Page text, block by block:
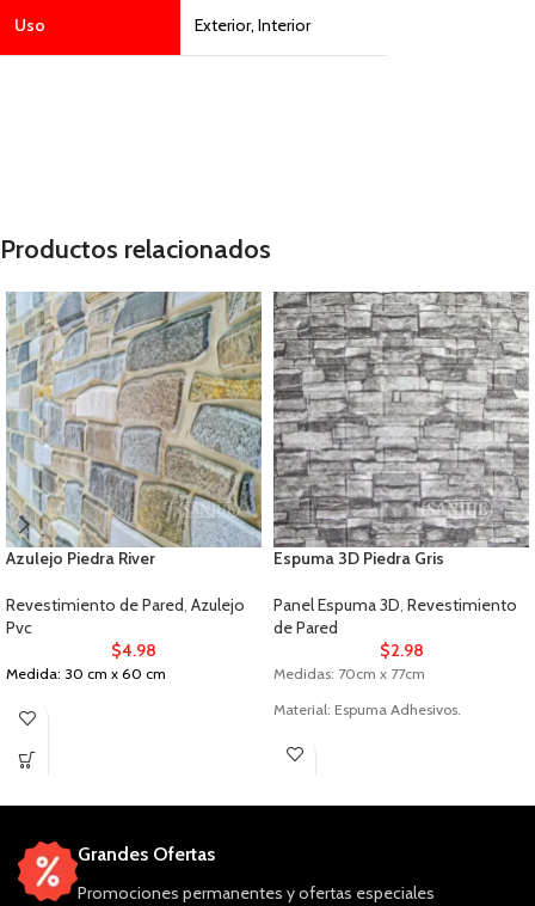
Uso Exterior, Interior
Productos relacionados
Azulejo Piedra River
Revestimiento de Pared Azulejo
Pvc
$4.98
Medida: 30 cm x 60 cm
Espuma 3D Piedra Gris
Panel Espuma 3D Revestimiento
de Pared
$2.98
Medidas: 70cm x 77cm
Material: Espuma Adhesivos.
Grandes Ofertas
Promociones permanentes y ofertas especiales